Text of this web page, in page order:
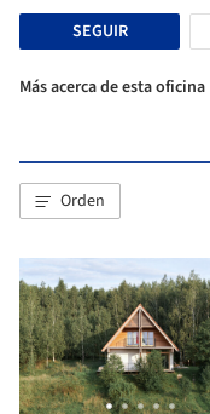
SEGUIR
Más acerca de esta oficina
Orden